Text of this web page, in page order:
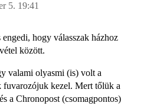
5. 19:41
hogy válasszak házhoz
között.
valami olyasmi (is) volt a
fuvarozójuk kezel. Mert tőlük a
a Chronopost (csomagpontos)